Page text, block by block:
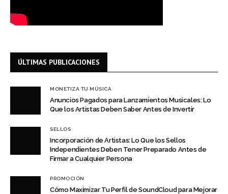
ÚLTIMAS PUBLICACIONES
MONETIZA TU MÚSICA
Anuncios Pagados para Lanzamientos Musicales: Lo
Que los Artistas Deben Saber Antes de Invertir
SELLOS
Incorporación de Artistas: Lo Que los Sellos
Independientes Deben Tener Preparado Antes de
Firmar a Cualquier Persona
PROMOCIÓN
Cómo Maximizar Tu Perfil de SoundCloud para Mejorar